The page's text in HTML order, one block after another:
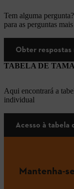
Tem alguma
para as perguntas
Obter respostas
TABELA DE
Aqui encontrará a
individual
Acesso à tabela
Mantenha-